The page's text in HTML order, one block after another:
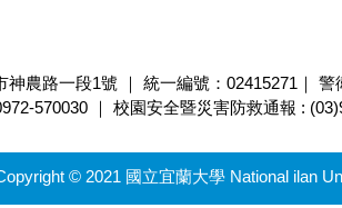
神農路一段1號 ｜ 統一編號：02415271｜ 警
570030 ｜ 校園安全暨災害防救通報 :
© 2021 國立宜蘭大學 National ilan